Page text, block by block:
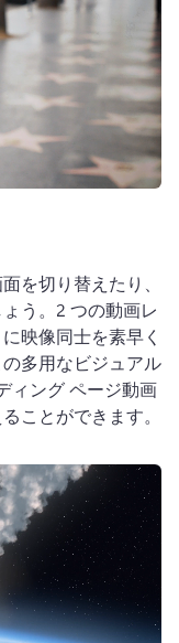
を切り替えたり、
う。 2 つの動画レ
映像同士を素早く
の多用なビジュアル
ィング ページ動画